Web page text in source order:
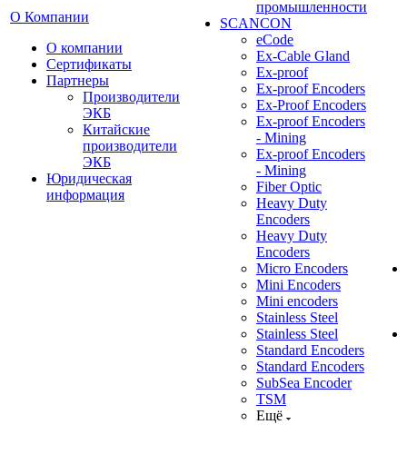
О Компании
О компании
Сертификаты
Партнеры
Производители
ЭКБ
Китайские
производители
ЭКБ
Юридическая
информация
промышленности
SCANCON
eCode
Ex-Cable Gland
Ex-proof
Ex-proof Encoders
Ex-Proof Encoders
Ex-proof Encoders
- Mining
Ex-proof Encoders
- Mining
Fiber Optic
Heavy Duty
Encoders
Heavy Duty
Encoders
Micro Encoders
Mini Encoders
Mini encoders
Stainless Steel
Stainless Steel
Standard Encoders
Standard Encoders
SubSea Encoder
TSM
Ещё